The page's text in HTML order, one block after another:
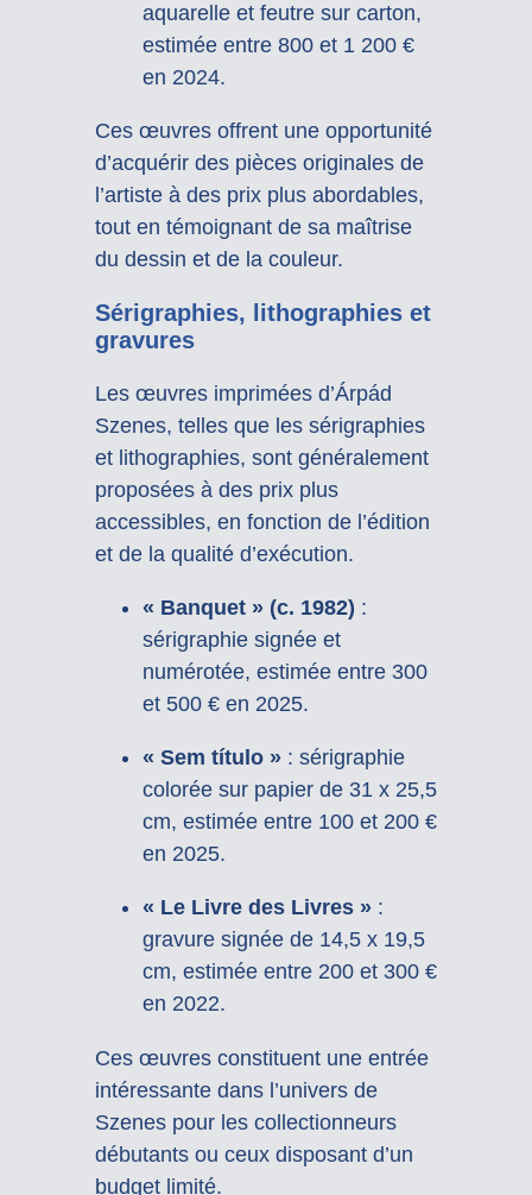
aquarelle et feutre sur carton,
estimée entre 800 et 1 200 €
en 2024.
Ces œuvres offrent une opportunité
d’acquérir des pièces originales de
l’artiste à des prix plus abordables,
tout en témoignant de sa maîtrise
du dessin et de la couleur.
Sérigraphies, lithographies et
gravures
Les œuvres imprimées d’Árpád
Szenes, telles que les sérigraphies
et lithographies, sont généralement
proposées à des prix plus
accessibles, en fonction de l’édition
et de la qualité d’exécution.
« Banquet » (c. 1982) :
sérigraphie signée et
numérotée, estimée entre 300
et 500 € en 2025.
« Sem título »: sérigraphie
colorée sur papier de 31 x 25,5
cm, estimée entre 100 et 200 €
en 2025.
« Le Livre des Livres »:
gravure signée de 14,5 x 19,5
cm, estimée entre 200 et 300 €
en 2022.
Ces œuvres constituent une entrée
intéressante dans l’univers de
Szenes pour les collectionneurs
débutants ou ceux disposant d’un
budget limité.